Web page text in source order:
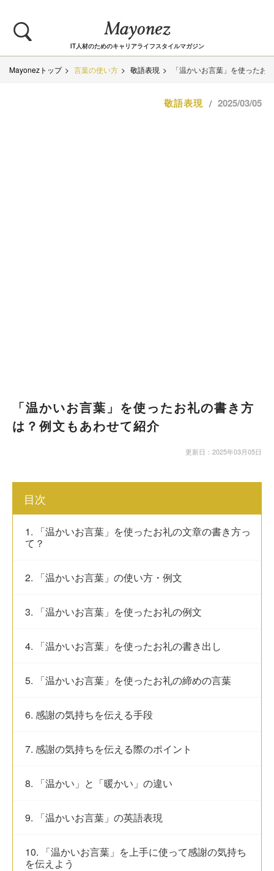
IT人材のためのキャリアライフスタイルマガジン
Mayonezトップ 言葉の使い方 敬語表現 「温かいお言葉」を使ったお
敬語表現 / 2025/03/05
「温かいお言葉」を使ったお礼の書き方
は？例文もあわせて紹介
更新日：2025年03月05日
目次
1. 「温かいお言葉」を使ったお礼の文章の書き方っ
て？
2. 「温かいお言葉」の使い方・例文
3. 「温かいお言葉」を使ったお礼の例文
4. 「温かいお言葉」を使ったお礼の書き出し
5. 「温かいお言葉」を使ったお礼の締めの言葉
6. 感謝の気持ちを伝える手段
7. 感謝の気持ちを伝える際のポイント
8. 「温かい」と「暖かい」の違い
9. 「温かいお言葉」の英語表現
10. 「温かいお言葉」を上手に使って感謝の気持ち
を伝えよう